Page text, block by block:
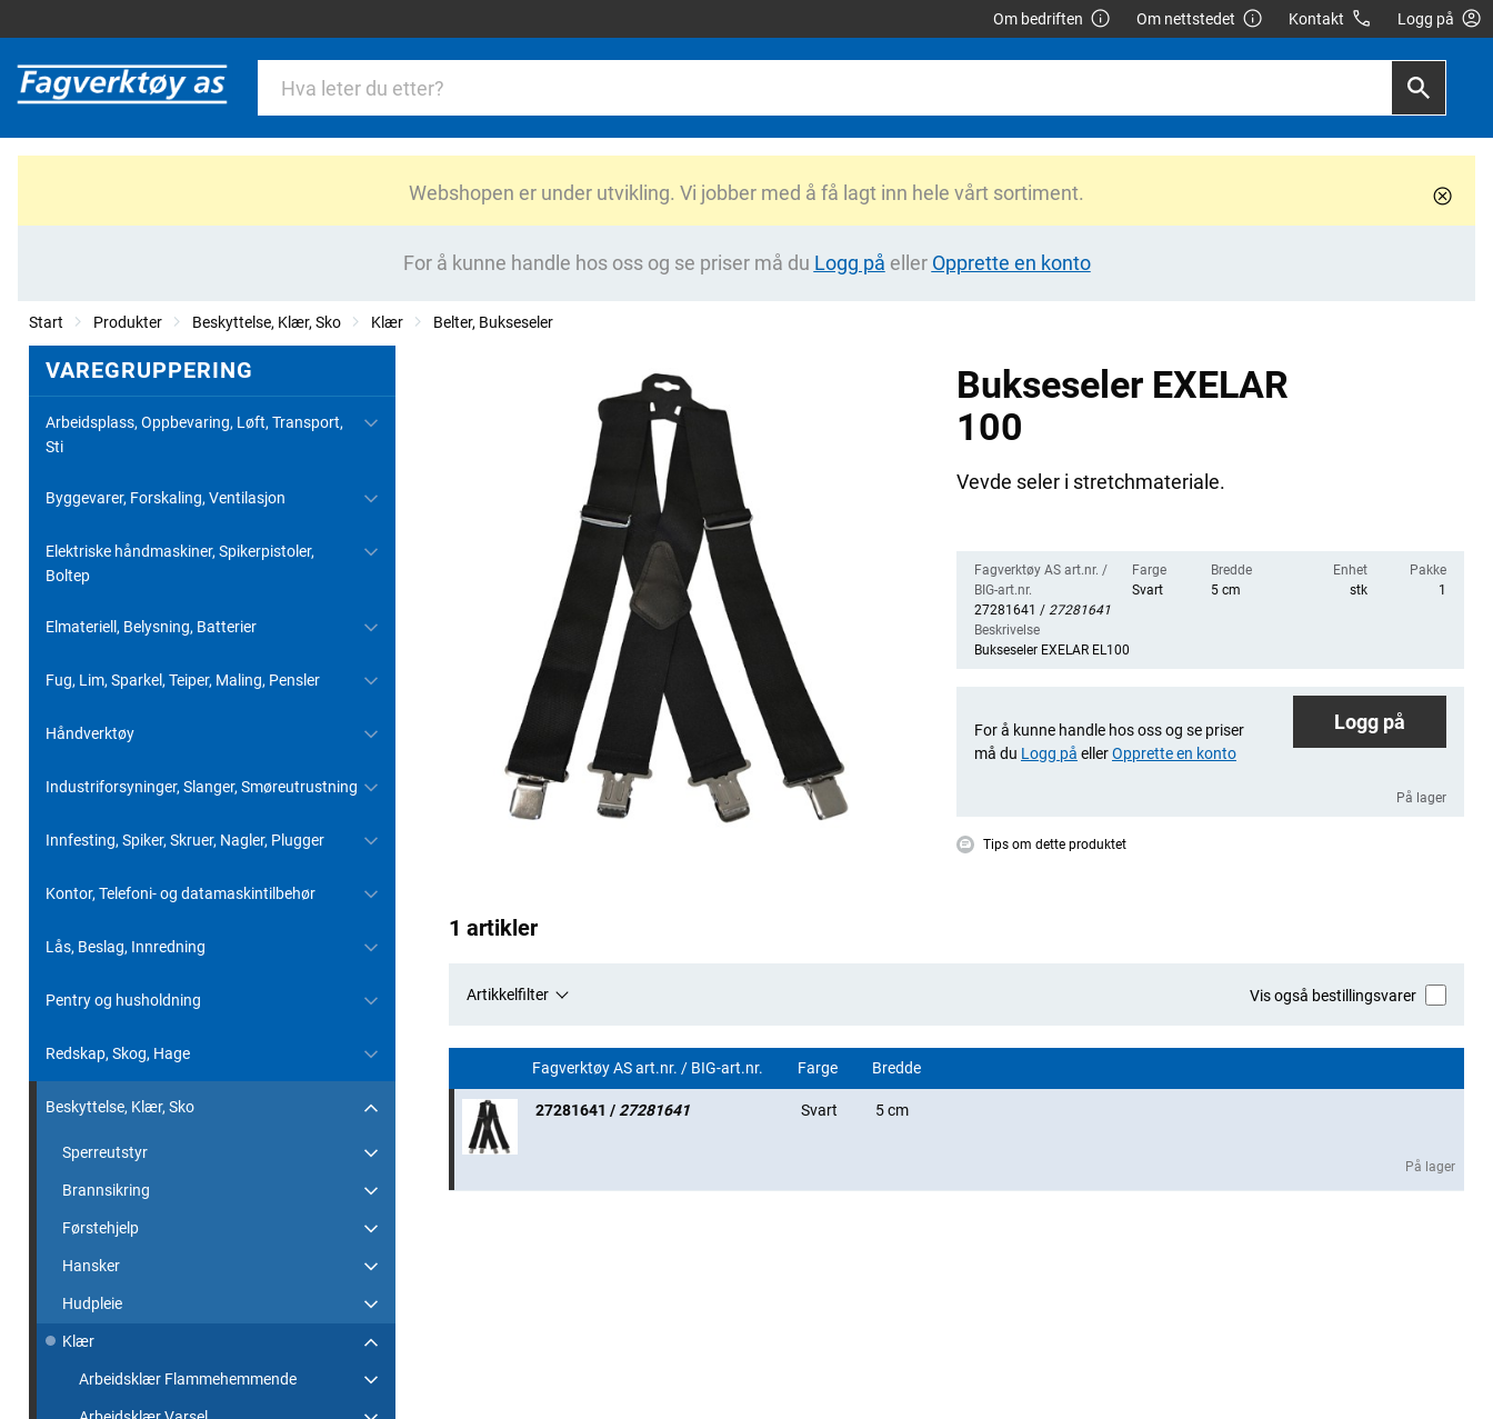
Om bedriften Om nettstedet Kontakt Logg på
Webshopen er under utvikling. Vi jobber med å få lagt inn hele vårt sortiment.
For å kunne handle hos oss og se priser må du Logg på eller Opprette en konto
Start Produkter Beskyttelse, Klær, Sko Klær Belter, Bukseseler
VAREGRUPPERING
Arbeidsplass, Oppbevaring, Løft, Transport,
Sti
Byggevarer, Forskaling, Ventilasjon
Elektriske håndmaskiner, Spikerpistoler,
Boltep
Elmateriell, Belysning, Batterier
Fug, Lim, Sparkel, Teiper, Maling, Pensler
Håndverktøy
Industriforsyninger, Slanger, Smøreutrustning
Innfesting, Spiker, Skruer, Nagler, Plugger
Kontor, Telefoni- og datamaskintilbehør
Lås, Beslag, Innredning
Pentry og husholdning
Redskap, Skog, Hage
Beskyttelse, Klær, Sko
Sperreutstyr
Brannsikring
Førstehjelp
Hansker
Hudpleie
Klær
Arbeidsklær Flammehemmende
Bukseseler EXELAR
100
Vevde seler i stretchmateriale.
Fagverktøy AS art.nr. /
BIG-art.nr.
27281641 / 27281641
Farge
Svart
Bredde
5 cm
Enhet
stk
Pakke
1
Beskrivelse
Bukseseler EXELAR EL100
For å kunne handle hos oss og se priser
må du Logg på ellerOpprette en konto
Logg på
På lager
Tips om dette produktet
1 artikler
Artikkelfilter Vis også bestillingsvarer
Fagverktøy AS art.nr. / BIG-art.nr. Farge Bredde
27281641 / 27281641 Svart 5 cm
På lager